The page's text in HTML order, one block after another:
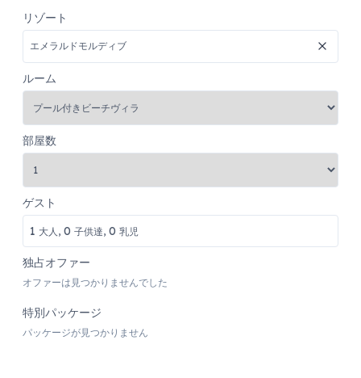
リゾート
ルーム
部屋数
ゲスト
1 大人, 0 子供達, 0 乳児
独占オファー
オファーは見つかりませんでした
特別パッケージ
パッケージが見つかりません